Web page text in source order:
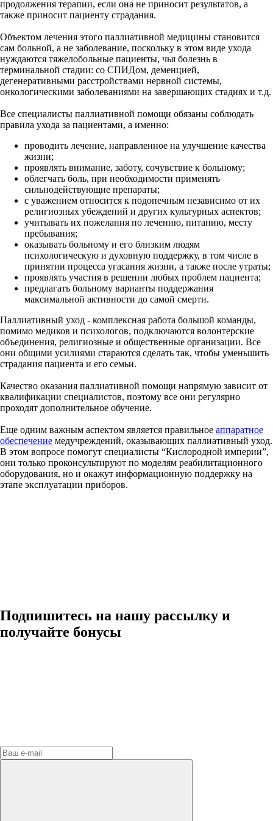
продолжения терапии, если она не приносит результатов, а
также приносит пациенту страдания.
Объектом лечения этого паллиативной медицины становится
сам больной, а не заболевание, поскольку в этом виде ухода
нуждаются тяжелобольные пациенты, чья болезнь в
терминальной стадии: со СПИДом, деменцией,
дегенеративными расстройствами нервной системы,
онкологическими заболеваниями на завершающих стадиях и т.д.
Все специалисты паллиативной помощи обязаны соблюдать
правила ухода за пациентами, а именно:
проводить лечение, направленное на улучшение качества
жизни;
проявлять внимание, заботу, сочувствие к больному;
облегчать боль, при необходимости применять
сильнодействующие препараты;
с уважением относится к подопечным независимо от их
религиозных убеждений и других культурных аспектов;
учитывать их пожелания по лечению, питанию, месту
пребывания;
оказывать больному и его близким людям
психологическую и духовную поддержку, в том числе в
принятии процесса угасания жизни, а также после утраты;
проявлять участия в решении любых проблем пациента;
предлагать больному варианты поддержания
максимальной активности до самой смерти.
Паллиативный уход - комплексная работа большой команды,
помимо медиков и психологов, подключаются волонтерские
объединения, религиозные и общественные организации. Все
они общими усилиями стараются сделать так, чтобы уменьшить
страдания пациента и его семьи.
Качество оказания паллиативной помощи напрямую зависит от
квалификации специалистов, поэтому все они регулярно
проходят дополнительное обучение.
Еще одним важным аспектом является правильное аппаратное
обеспечение медучреждений, оказывающих паллиативный уход.
В этом вопросе помогут специалисты “Кислородной империи”,
они только проконсультируют по моделям реабилитационного
оборудования, но и окажут информационную поддержку на
этапе эксплуатации приборов.
Подпишитесь на нашу рассылку и
получайте бонусы